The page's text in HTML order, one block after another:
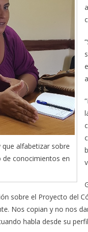
que alfabetizar sobre
de conocimientos en
sobre el Proyecto del
Nos copian y no nos
habla desde su